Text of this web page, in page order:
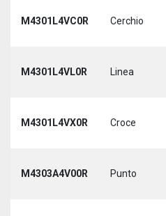
M4301L4VC0R Cerchio
M4301L4VL0R Linea
M4301L4VX0R Croce
M4303A4V00R Punto